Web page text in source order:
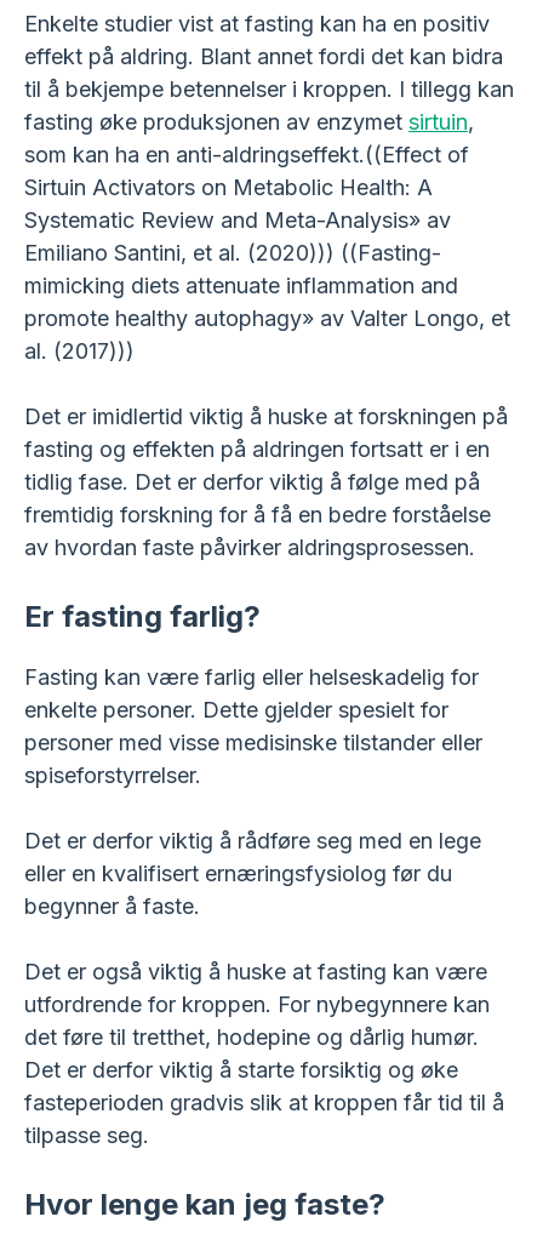
Enkelte studier vist at fasting kan ha en positiv
effekt på aldring. Blant annet fordi det kan bidra
til å bekjempe betennelser i kroppen. I tillegg kan
fasting øke produksjonen av enzymet sirtuin,
som kan ha en anti-aldringseffekt.((Effect of
Sirtuin Activators on Metabolic Health: A
Systematic Review and Meta-Analysis» av
Emiliano Santini, et al. (2020))) ((Fasting-
mimicking diets attenuate inflammation and
promote healthy autophagy» av Valter Longo, et
al. (2017)))
Det er imidlertid viktig å huske at forskningen på
fasting og effekten på aldringen fortsatt er i en
tidlig fase. Det er derfor viktig å følge med på
fremtidig forskning for å få en bedre forståelse
av hvordan faste påvirker aldringsprosessen.
Er fasting farlig?
Fasting kan være farlig eller helseskadelig for
enkelte personer. Dette gjelder spesielt for
personer med visse medisinske tilstander eller
spiseforstyrrelser.
Det er derfor viktig å rådføre seg med en lege
eller en kvalifisert ernæringsfysiolog før du
begynner å faste.
Det er også viktig å huske at fasting kan være
utfordrende for kroppen. For nybegynnere kan
det føre til tretthet, hodepine og dårlig humør.
Det er derfor viktig å starte forsiktig og øke
fasteperioden gradvis slik at kroppen får tid til å
tilpasse seg.
Hvor lenge kan jeg faste?